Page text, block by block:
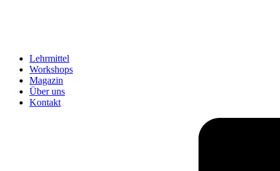
Lehrmittel
Workshops
Magazin
Über uns
Kontakt